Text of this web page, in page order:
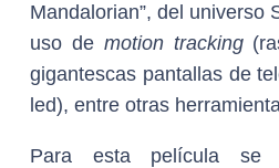
Mandalorian”, del universo
uso de motion tracking
gigantescas pantallas de
led), entre otras
Para esta película se